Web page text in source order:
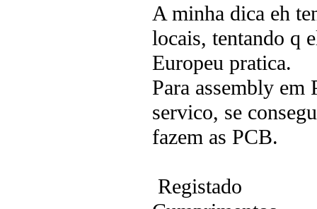
A minha dica eh
locais, tentando q
Europeu pratica.
Para assembly em
servico, se
fazem as PCB.
Registado